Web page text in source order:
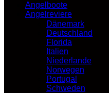
Angelboote
Angelreviere
Dänemark
Deutschland
Florida
Italien
Niederlande
Norwegen
Portugal
Schweden